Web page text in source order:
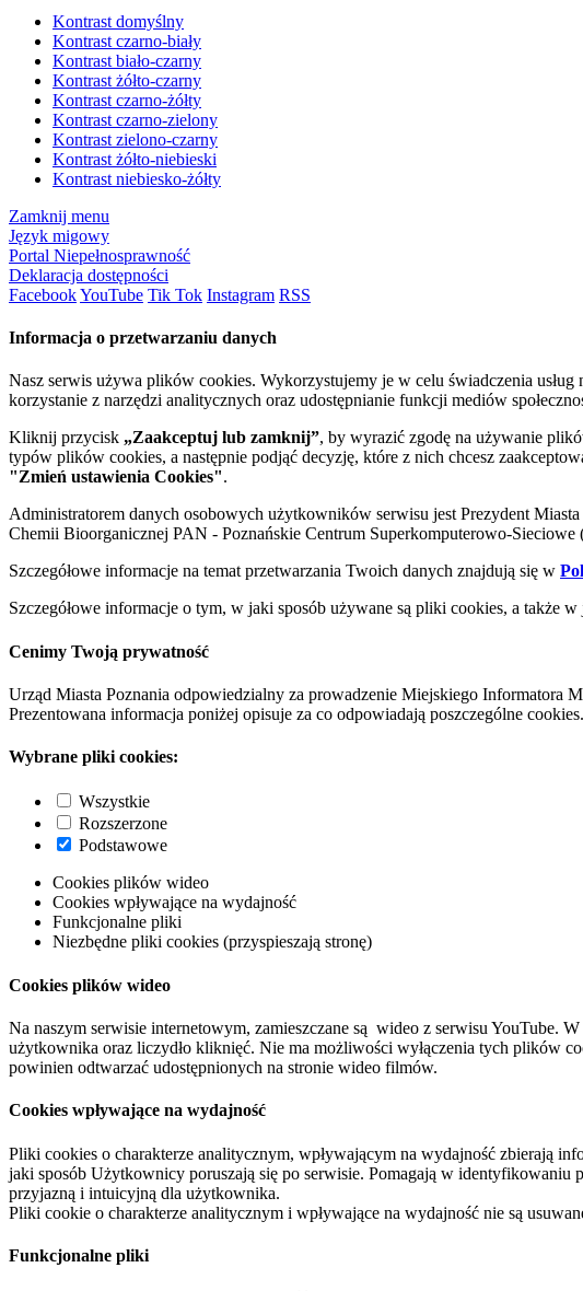
Kontrast domyślny
Kontrast czarno-biały
Kontrast biało-czarny
Kontrast żółto-czarny
Kontrast czarno-żółty
Kontrast czarno-zielony
Kontrast zielono-czarny
Kontrast żółto-niebieski
Kontrast niebiesko-żółty
Zamknij menu
Język migowy
Portal Niepełnosprawność
Deklaracja dostępności
FacebookYouTube Tik Tok Instagram RSS
Informacja o przetwarzaniu danych
Nasz serwis używa plików cookies. Wykorzystujemy je w celu świadczenia
korzystanie z narzędzi analitycznych oraz udostępnianie funkcji mediów
Kliknij przycisk „Zaakceptuj lub zamknij”, by wyrazić zgodę na używanie
typów plików cookies, a następnie podjąć decyzję, które z nich chcesz
"Zmień ustawienia Cookies".
Administratorem danych osobowych użytkowników serwisu jest Prezydent
Chemii Bioorganicznej PAN - Poznańskie Centrum Superkomputerowo-
Szczegółowe informacje na temat przetwarzania Twoich danych znajdują się w
Szczegółowe informacje o tym, w jaki sposób używane są pliki cookies, a także
Cenimy Twoją prywatność
Urząd Miasta Poznania odpowiedzialny za prowadzenie Miejskiego Informatora
Prezentowana informacja poniżej opisuje za co odpowiadają poszczególne
Wybrane pliki cookies:
Wszystkie
Rozszerzone
Podstawowe
Cookies plików wideo
Cookies wpływające na wydajność
Funkcjonalne pliki
Niezbędne pliki cookies (przyspieszają stronę)
Cookies plików wideo
Na naszym serwisie internetowym, zamieszczane są wideo z serwisu YouTube.
użytkownika oraz liczydło kliknięć. Nie ma możliwości wyłączenia tych plików
powinien odtwarzać udostępnionych na stronie wideo filmów.
Cookies wpływające na wydajność
Pliki cookies o charakterze analitycznym, wpływającym na wydajność zbierają
jaki sposób Użytkownicy poruszają się po serwisie. Pomagają w
przyjazną i intuicyjną dla użytkownika.
Pliki cookie o charakterze analitycznym i wpływające na wydajność nie są
Funkcjonalne pliki